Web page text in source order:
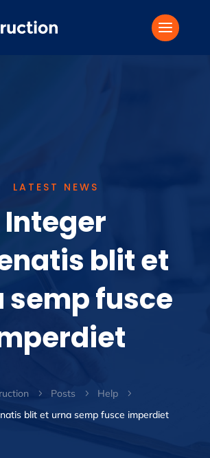
LATEST NEWS
Integer
blit et
semp fusce
5 Posts 5 Help 5
blit et urna semp fusce imperdiet